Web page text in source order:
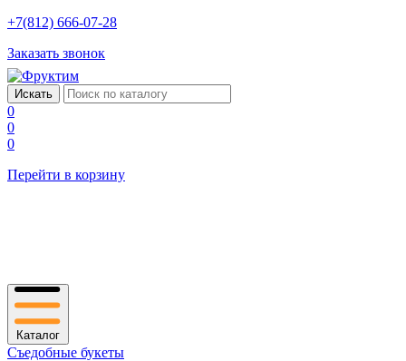
+7(812) 666-07-28
Заказать звонок
0
0
0
Перейти в корзину
Каталог
Съедобные букеты